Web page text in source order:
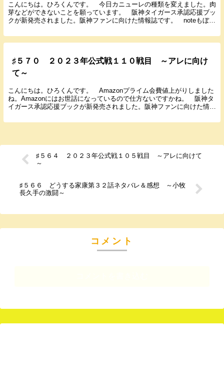
こんにちは。ひろくんです。 今日カニューレの種類を変えました。肉
芽などができないことを願っています。 阪神タイガース承認応援ブッ
クが新発売されました。阪神ファンに向けた情報誌です。 noteもぼち
♯５７０ ２０２３年公式戦１１０戦目 ～アレに向け
て～
こんにちは。ひろくんです。 Amazonプライム会費値上がりしました
ね。Amazonにはお世話になっているので仕方ないですかね。 阪神タ
イガース承認応援ブックが新発売されました。阪神ファンに向けた情報
♯５６４ ２０２３年公式戦１０５戦目 ～アレに向けて
～
♯５６６ どうする家康第３２話ネタバレ＆感想 ～小牧
長久手の激闘～
コメント